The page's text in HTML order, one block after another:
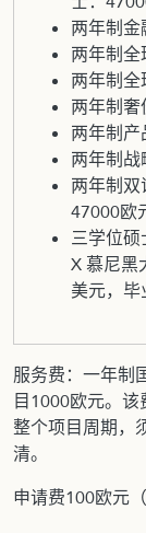
两年制
两年制
两年制
两年制
两年制
两年制
两年制双
47000欧
三学位
X 慕尼黑
美元，毕
服务费：一年制
目1000欧元。
整个项目周期，
清。
申请费100欧元（